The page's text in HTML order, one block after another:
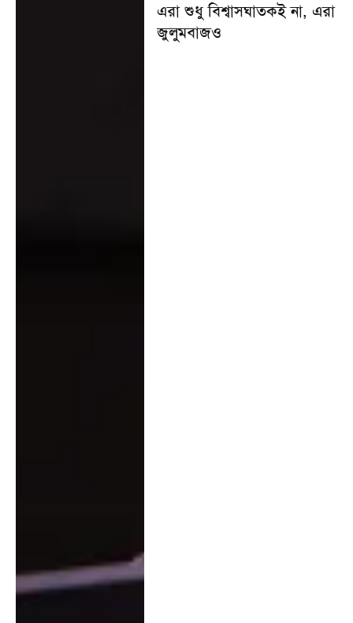
এরা শুধু বিশ্বাসঘাতকই না, এরা
জুলুমবাজও